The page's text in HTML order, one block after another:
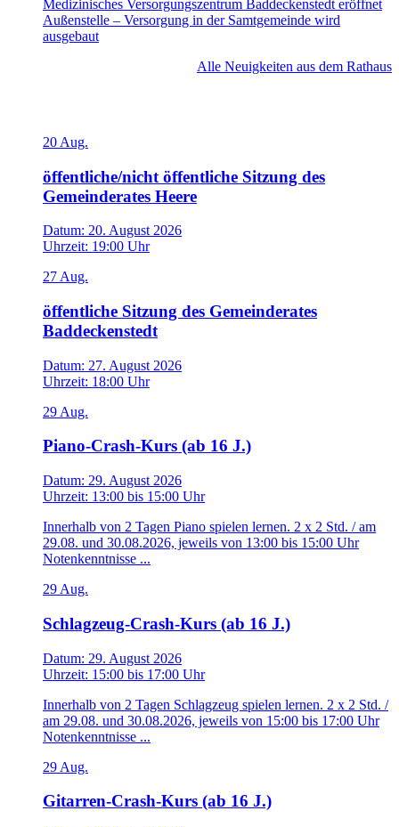
Medizinisches Versorgungszentrum Baddeckenstedt eröffnet
Außenstelle – Versorgung in der Samtgemeinde wird
ausgebaut
Alle Neuigkeiten aus dem Rathaus
20 Aug.
öffentliche/nicht öffentliche Sitzung des
Gemeinderates Heere
Datum: 20. August 2026
Uhrzeit: 19:00 Uhr
27 Aug.
öffentliche Sitzung des Gemeinderates
Baddeckenstedt
Datum: 27. August 2026
Uhrzeit: 18:00 Uhr
29 Aug.
Piano-Crash-Kurs (ab 16 J.)
Datum: 29. August 2026
Uhrzeit: 13:00 bis 15:00 Uhr
Innerhalb von 2 Tagen Piano spielen lernen. 2 x 2 Std. / am
29.08. und 30.08.2026, jeweils von 13:00 bis 15:00 Uhr
Notenkenntnisse ...
29 Aug.
Schlagzeug-Crash-Kurs (ab 16 J.)
Datum: 29. August 2026
Uhrzeit: 15:00 bis 17:00 Uhr
Innerhalb von 2 Tagen Schlagzeug spielen lernen. 2 x 2 Std. /
am 29.08. und 30.08.2026, jeweils von 15:00 bis 17:00 Uhr
Notenkenntnisse ...
29 Aug.
Gitarren-Crash-Kurs (ab 16 J.)